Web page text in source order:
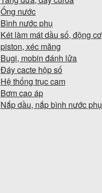
Ống nước
Bình nước phụ
Két làm mát dầu số, động cơ
piston, xéc măng
Bugi, mobin đánh lửa
Đáy cacte hộp số
Hệ thống trục cam
Bơm cao áp
Nắp dầu, nắp bình nước phụ